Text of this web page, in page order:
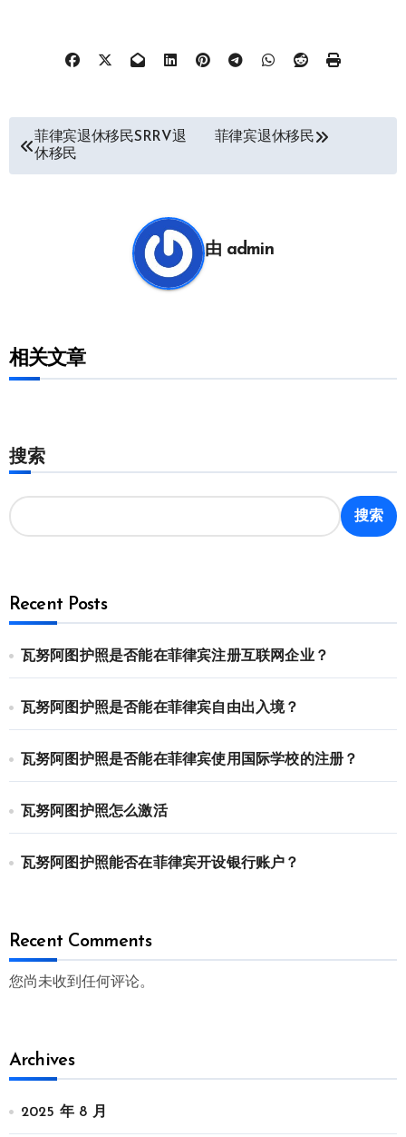
菲律宾退休移民SRRV退
休移民
菲律宾退休移民
由 admin
相关文章
搜索
搜索
Recent Posts
瓦努阿图护照是否能在菲律宾注册互联网企业？
瓦努阿图护照是否能在菲律宾自由出入境？
瓦努阿图护照是否能在菲律宾使用国际学校的注册？
瓦努阿图护照怎么激活
瓦努阿图护照能否在菲律宾开设银行账户？
Recent Comments
您尚未收到任何评论。
Archives
2025 年 8 月